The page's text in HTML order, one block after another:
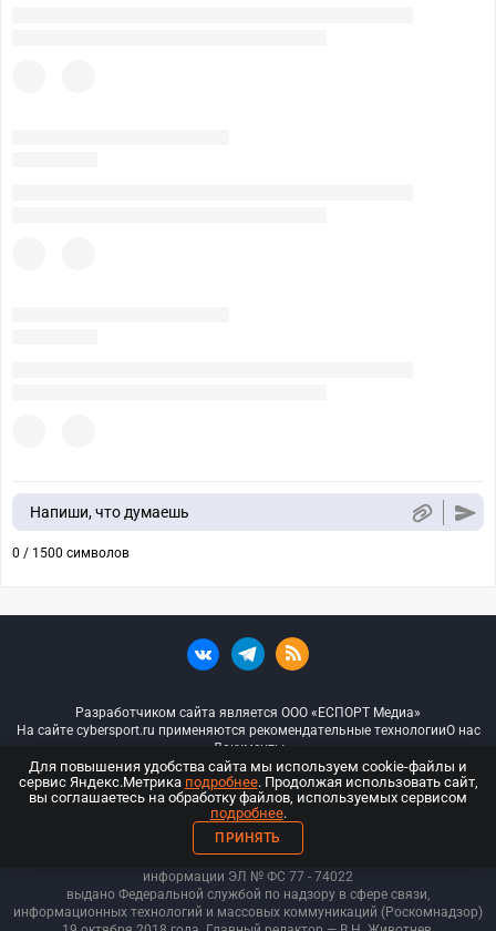
Напиши, что думаешь
0 / 1500 символов
Разработчиком сайта является ООО «ЕСПОРТ Медиа»
На сайте cybersport.ru применяются рекомендательные технологииО нас
Документы
© ООО «Киберспорт.ру» — Все права защищены
18+
ООО «Киберспорт.ру». Свидетельство о регистрации средств массовой
информации ЭЛ № ФС 77 - 74022
выдано Федеральной службой по надзору в сфере связи,
информационных технологий и массовых коммуникаций (Роскомнадзор)
Для повышения удобства сайта мы используем cookie-файлы и
сервис Яндекс.Метрика подробнее. Продолжая использовать сайт,
вы соглашаетесь на обработку файлов, используемых сервисом
подробнее.
ПРИНЯТЬ